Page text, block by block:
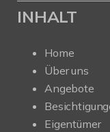
INHALT
Home
Über uns
Angebote
Eigentümer